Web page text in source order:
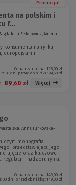
Promocja!
na polskim i
f...
Fedorowicz, Milena
konsumenta na rynku
europejskim i
Cena regularna: 128,00 zł
z 30 dni przed obniżką: 89,60 zł
89,60 zł Więcej
Anna Jurkowska-
monografia
przedstawiająca jego
ujęcie oraz kluczowe i
regulacji i nadzoru rynku
Cena regularna: 149,00 zł
30 dni przed obniżką: 149,00 zł